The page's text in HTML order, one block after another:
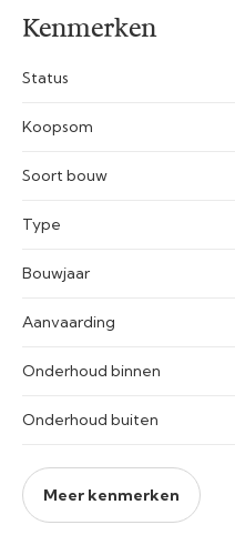
Kenmerken
Status
Koopsom
Soort bouw
Type
Bouwjaar
Aanvaarding
Onderhoud binnen
Onderhoud buiten
Meer kenmerken